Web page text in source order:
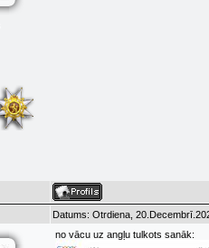
Datums: Otrdiena,
no vācu uz angļu tulkots sanāk: